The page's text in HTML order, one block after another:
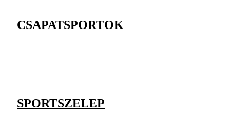
CSAPATSPORTOK
SPORTSZELEP